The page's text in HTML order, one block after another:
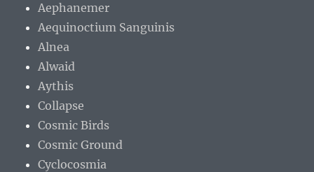
Aephanemer
Aequinoctium Sanguinis
Alnea
Alwaid
Aythis
Collapse
Cosmic Birds
Cosmic Ground
Cyclocosmia